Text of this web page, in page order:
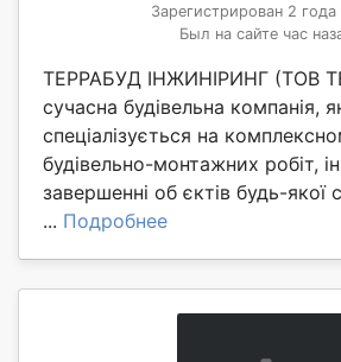
Зарегистрирован 2 года
Был на сайте час
ТЕРРАБУД ІНЖИНІРИНГ (ТОВ
сучасна будівельна компанія,
спеціалізується на
будівельно-монтажних робіт,
завершенні об єктів будь-якої
... Подробнее